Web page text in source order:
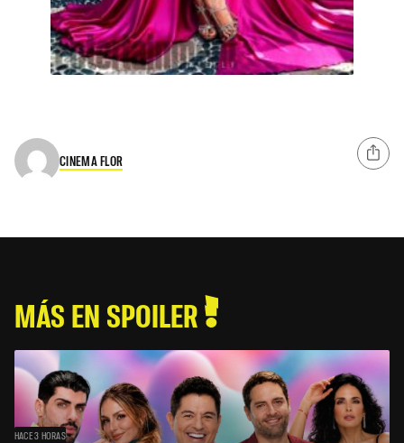
CINEMA FLOR
MÁS EN SPOILER
HACE 3 HORAS